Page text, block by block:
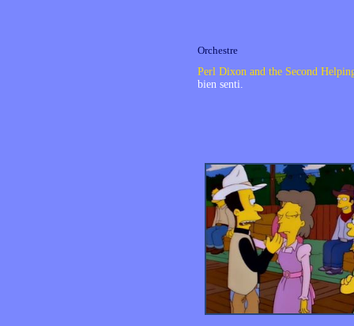
Orchestre
Perl Dixon and the Second
bien senti.